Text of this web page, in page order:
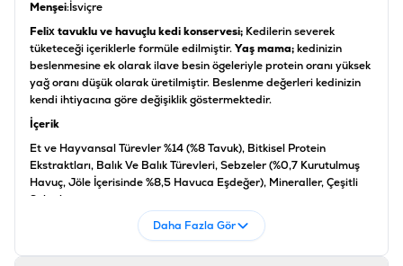
Menşei:İsviçre
Felix tavuklu ve havuçlu kedi konservesi; Kedilerin severek
tüketeceği içeriklerle formüle edilmiştir.Yaş mama;kedinizin
beslenmesine ek olarak ilave besin ögeleriyle protein oranı yüksek
yağ oranı düşük olarak üretilmiştir. Beslenme değerleri kedinizin
kendi ihtiyacına göre değişiklik göstermektedir.
İçerik
Et ve Hayvansal Türevler %14 (%8 Tavuk), Bitkisel Protein
Ekstraktları, Balık Ve Balık Türevleri, Sebzeler (%0,7 Kurutulmuş
Havuç, Jöle İçerisinde %8,5 Havuca Eşdeğer), Mineraller, Çeşitli
Şekerler
Daha Fazla Gör